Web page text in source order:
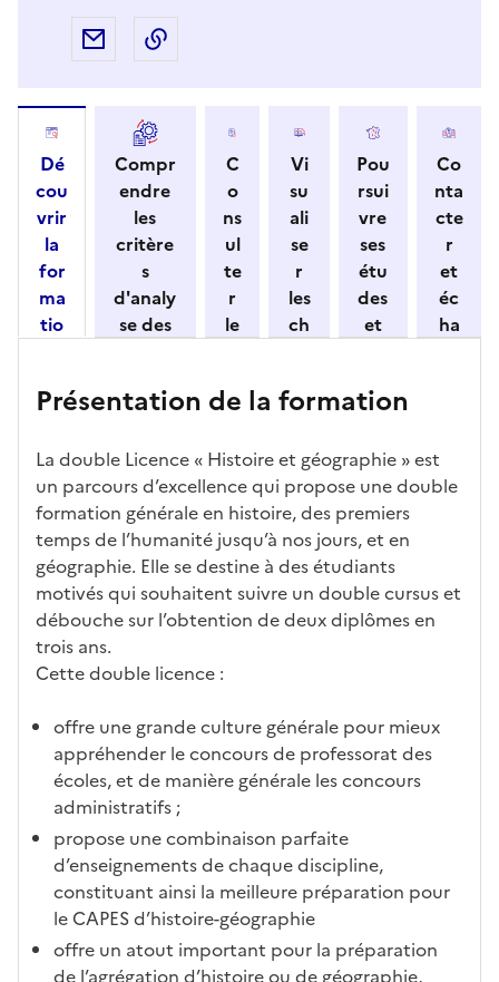
Partager par e-mail
Dé
cou
vrir
la
for
ma
tio
ses
act
éris
tiq
ues
Compr
endre
les
critère
s
d'analy
se des
par
ssemen
t
C
o
ns
ul
te
r
le
o
ali
té
s
d
e
c
a
at
ur
e
Vi
su
ali
se
r
les
ch
s
ac
cè
s à
la
fo
rm
ati
Pou
rsui
vre
ses
étu
des
et
re
dé
bo
uch
és
Co
nta
cte
r
et
éc
ha
l'ét
abl
Présentation de la formation
La double Licence « Histoire et géographie » est
un parcours d’excellence qui propose une double
formation générale en histoire, des premiers
temps de l’humanité jusqu’à nos jours, et en
géographie. Elle se destine à des étudiants
motivés qui souhaitent suivre un double cursus et
débouche sur l’obtention de deux diplômes en
trois ans.
Cette double licence :
offre une grande culture générale pour mieux
appréhender le concours de professorat des
écoles, et de manière générale les concours
administratifs ;
propose une combinaison parfaite
d’enseignements de chaque discipline,
constituant ainsi la meilleure préparation pour
le CAPES d’histoire-géographie
offre un atout important pour la préparation
de l’agrégation d’histoire ou de géographie,